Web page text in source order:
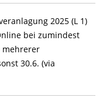
2025 (L 1)
bei zumindest
mehrerer
30.6. (via